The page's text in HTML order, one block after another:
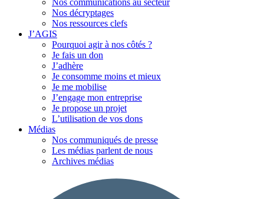
Nos décryptages
Nos ressources clefs
J’AGIS
Pourquoi agir à nos côtés ?
Je fais un don
J’adhère
Je consomme moins et mieux
Je me mobilise
J’engage mon entreprise
Je propose un projet
L’utilisation de vos dons
Médias
Nos communiqués de presse
Les médias parlent de nous
Archives médias